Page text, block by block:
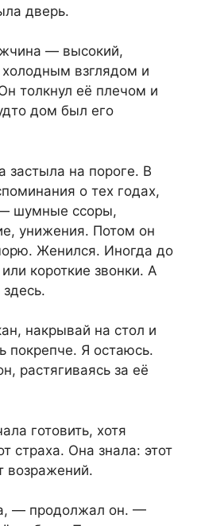
дверь.
— высокий,
взглядом и
толкнул её плечом и
дом был его
застыла на пороге. В
о тех годах,
шумные ссоры,
унижения. Потом он
Женился. Иногда до
короткие звонки. А
накрывай на стол и
покрепче. Я остаюсь.
растягиваясь за её
готовить, хотя
страха. Она знала: этот
возражений.
— продолжал он. —